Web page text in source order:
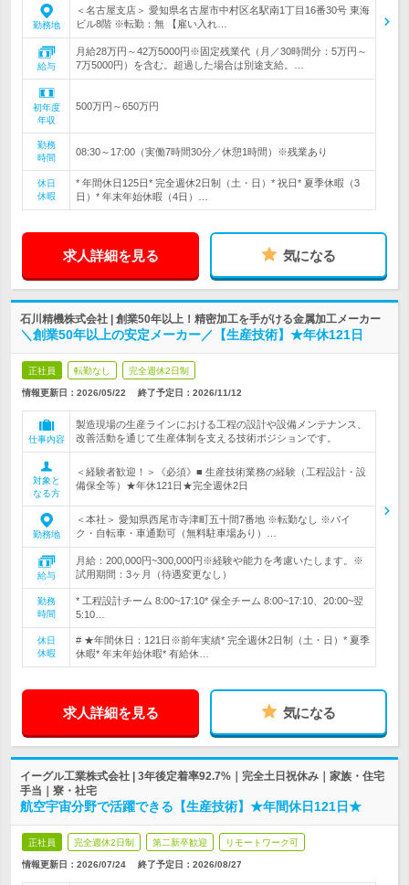
勤務地
＜名古屋支店＞ 愛知県名古屋市中村区名駅南1丁目16番30号 東海
ビル8階 ※転勤：無 【雇い入れ…
給与
月給28万円～42万5000円※固定残業代（月／30時間分：5万円～
7万5000円）を含む。超過した場合は別途支給。…
初年度
年収
500万円～650万円
勤務
時間
08:30～17:00（実働7時間30分／休憩1時間）※残業あり
休日
休暇
* 年間休日125日* 完全週休2日制（土・日）* 祝日* 夏季休暇（3
日）* 年末年始休暇（4日）…
求人詳細を見る 気になる
石川精機株式会社 | 創業50年以上！精密加工を手がける金属加工メーカー
＼創業50年以上の安定メーカー／【生産技術】★年休121日
正社員 転勤なし 完全週休2日制
情報更新日：2026/05/22 終了予定日： 2026/11/12
仕事内容
製造現場の生産ラインにおける工程の設計や設備メンテナンス、
改善活動を通じて生産体制を支える技術ポジションです。
対象と
なる方
＜経験者歓迎！＞《必須》■ 生産技術業務の経験（工程設計・設
備保全等）★年休121日★完全週休2日
勤務地
＜本社＞ 愛知県西尾市寺津町五十間7番地 ※転勤なし ※バイ
ク・自転車・車通勤可（無料駐車場あり）…
給与
月給：200,000円~300,000円※経験や能力を考慮いたします。※
試用期間：3ヶ月（待遇変更なし）
勤務
時間
* 工程設計チーム 8:00~17:10* 保全チーム 8:00~17:10、20:00~翌
5:10…
休日
休暇
# ★年間休日：121日※前年実績* 完全週休2日制（土・日）* 夏季
休暇* 年末年始休暇* 有給休…
求人詳細を見る 気になる
イーグル工業株式会社 | 3年後定着率92.7%｜完全土日祝休み｜家族・住宅
手当｜寮・社宅
航空宇宙分野で活躍できる【生産技術】★年間休日121日★
正社員 完全週休2日制 第二新卒歓迎 リモートワーク可
情報更新日：2026/07/24 終了予定日： 2026/08/27